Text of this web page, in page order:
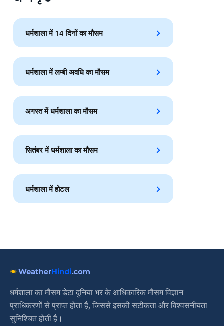
धर्मशाला में 14 दिनों का मौसम
धर्मशाला में लम्बी अवधि का मौसम
अगस्त में धर्मशाला का मौसम
सितंबर में धर्मशाला का मौसम
धर्मशाला में होटल
धर्मशाला का मौसम डेटा दुनिया भर के आधिकारिक मौसम विज्ञान
प्राधिकरणों से प्राप्त होता है, जिससे इसकी सटीकता और विश्वसनीयता
सुनिश्चित होती है।